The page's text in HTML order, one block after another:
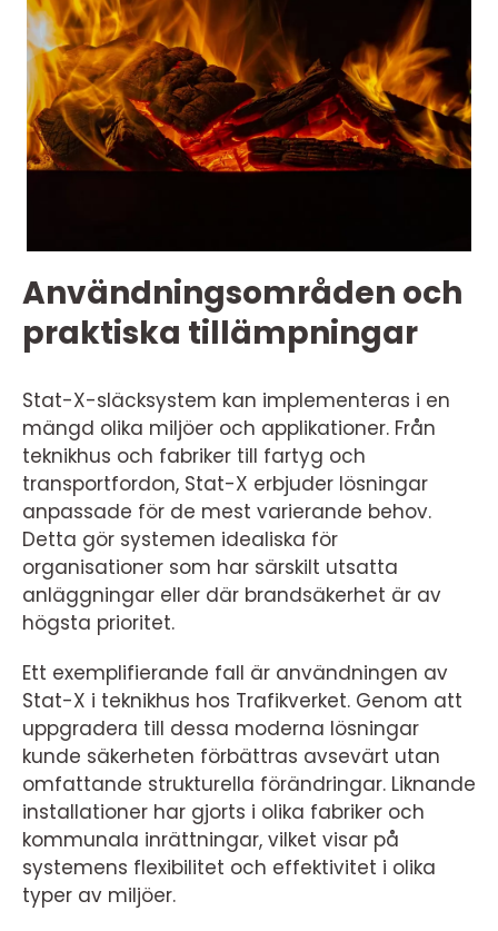
Användningsområden och
praktiska tillämpningar
Stat-X-släcksystem kan implementeras i en
mängd olika miljöer och applikationer. Från
teknikhus och fabriker till fartyg och
transportfordon, Stat-X erbjuder lösningar
anpassade för de mest varierande behov.
Detta gör systemen idealiska för
organisationer som har särskilt utsatta
anläggningar eller där brandsäkerhet är av
högsta prioritet.
Ett exemplifierande fall är användningen av
Stat-X i teknikhus hos Trafikverket. Genom att
uppgradera till dessa moderna lösningar
kunde säkerheten förbättras avsevärt utan
omfattande strukturella förändringar. Liknande
installationer har gjorts i olika fabriker och
kommunala inrättningar, vilket visar på
systemens flexibilitet och effektivitet i olika
typer av miljöer.